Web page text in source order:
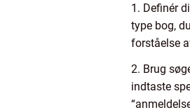
1. Definér
type bog,
forståelse
2. Brug
indtaste